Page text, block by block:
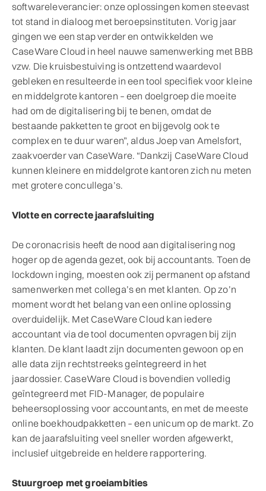
softwareleverancier: onze oplossingen komen steevast
tot stand in dialoog met beroepsinstituten. Vorig jaar
gingen we een stap verder en ontwikkelden we
CaseWare Cloud in heel nauwe samenwerking met BBB
vzw. Die kruisbestuiving is ontzettend waardevol
gebleken en resulteerde in een tool specifiek voor kleine
en middelgrote kantoren – een doelgroep die moeite
had om de digitalisering bij te benen, omdat de
bestaande pakketten te groot en bijgevolg ook te
complex en te duur waren”, aldus Joep van Amelsfort,
zaakvoerder van CaseWare. “Dankzij CaseWare Cloud
kunnen kleinere en middelgrote kantoren zich nu meten
met grotere concullega’s.
Vlotte en correcte jaarafsluiting
De coronacrisis heeft de nood aan digitalisering nog
hoger op de agenda gezet, ook bij accountants. Toen de
lockdown inging, moesten ook zij permanent op afstand
samenwerken met collega’s en met klanten. Op zo’n
moment wordt het belang van een online oplossing
overduidelijk. Met CaseWare Cloud kan iedere
accountant via de tool documenten opvragen bij zijn
klanten. De klant laadt zijn documenten gewoon op en
alle data zijn rechtstreeks geïntegreerd in het
jaardossier. CaseWare Cloud is bovendien volledig
geïntegreerd met FID-Manager, de populaire
beheersoplossing voor accountants, en met de meeste
online boekhoudpakketten – een unicum op de markt. Zo
kan de jaarafsluiting veel sneller worden afgewerkt,
inclusief uitgebreide en heldere rapportering.
Stuurgroep met groeiambities